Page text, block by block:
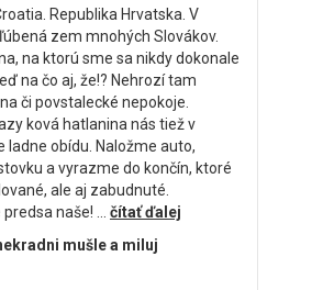
Republika Hrvatska. V
zem mnohých Slovákov.
na ktorú sme sa nikdy dokonale
na čo aj, že!? Nehrozí tam
či povstalecké nepokoje.
ková hatlanina nás tiež v
ladne obídu. Naložme auto,
a vyrazme do končín, ktoré
ale aj zabudnuté.
naše! ... čítať ďalej
mušle a miluj